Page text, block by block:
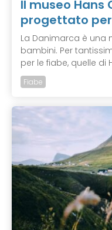
Il museo Hans
progettato
La Danimarca è una
bambini. Per
per le fiabe, quelle di
Fiabe